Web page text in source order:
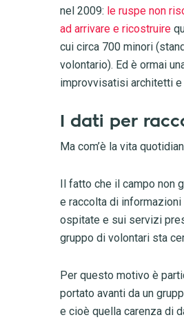
nel 2009: le ruspe non
ad arrivare e ricostruire
cui circa 700 minori
volontario). Ed è ormai
improvvisatisi architetti
I dati per
Ma com’è la vita
Il fatto che il campo non
e raccolta di
ospitate e sui servizi
gruppo di volontari sta
Per questo motivo è
portato avanti da un
e cioè quella carenza di